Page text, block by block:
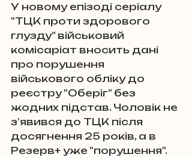
У новому епізоді серіалу
"ТЦК проти здорового
глузду" військовий
комісаріат вносить дані
про порушення
військового обліку до
реєстру "Оберіг" без
жодних підстав. Чоловік не
з’явився до ТЦК після
досягнення 25 років, а в
Резерв+ уже "порушення".